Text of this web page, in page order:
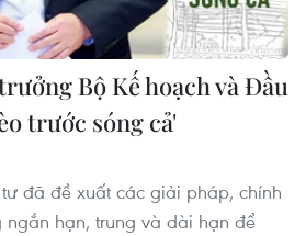
Bộ Kế hoạch và Đầu
trước sóng cả'
đã đề xuất các giải pháp, chính
ngắn hạn, trung và dài hạn để